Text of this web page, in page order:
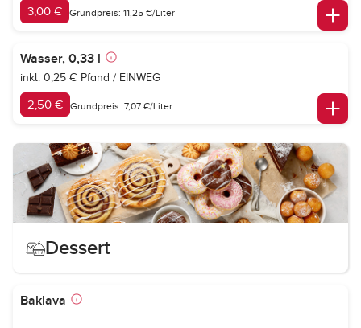
3,00 € Grundpreis: 11,25 €/Liter
Wasser, 0,33 l
inkl. 0,25 € Pfand / EINWEG
2,50 € Grundpreis: 7,07 €/Liter
Dessert
Baklava